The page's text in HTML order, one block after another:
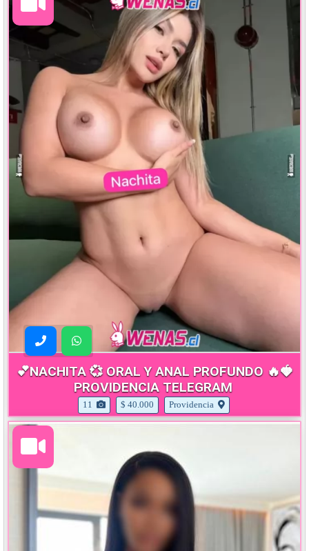
💕NACHITA 💞 ORAL Y ANAL PROFUNDO 🔥🍓
PROVIDENCIA TELEGRAM
11 $ 40.000 Providencia